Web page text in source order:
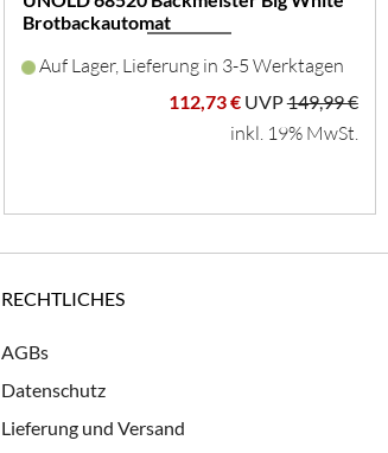
Brotbackautomat
Auf Lager, Lieferung in 3-5 Werktagen
112,73 € UVP149,99 €
inkl. 19% MwSt.
RECHTLICHES
AGBs
Datenschutz
Lieferung und Versand